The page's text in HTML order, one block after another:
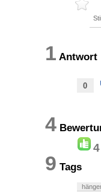
1
0
4
4
9